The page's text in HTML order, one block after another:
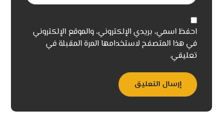
احفظ اسمي، بريدي الإلكتروني، والموقع الإلكتروني
في هذا المتصفح لاستخدامها المرة المقبلة في
تعليقي.
إرسال التعليق